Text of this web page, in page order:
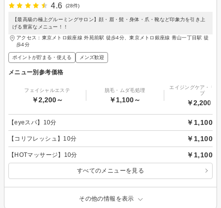
4.6
(28件)
【最高級の極上グルーミングサロン】顔・眉・髭・身体・爪・靴など印象力を引き上
げる豊富なメニュー！！
アクセス：東京メトロ銀座線 外苑前駅 徒歩4分、東京メトロ銀座線 青山一丁目駅 徒
歩4分
ポイントが貯まる・使える メンズ歓迎
メニュー別参考価格
フェイシャルエステ
￥2,200～
脱毛・ムダ毛処理
￥1,100～
エイジングケア・リ
プ
￥2,200～
【eyeスパ】10分 ￥1,100
【コリフレッシュ】10分 ￥1,100
【HOTマッサージ】10分 ￥1,100
すべてのメニューを見る
その他の情報を表示